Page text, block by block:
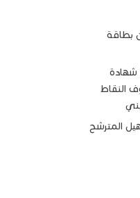
بطاقة
شهادة
النقاط
المترشح